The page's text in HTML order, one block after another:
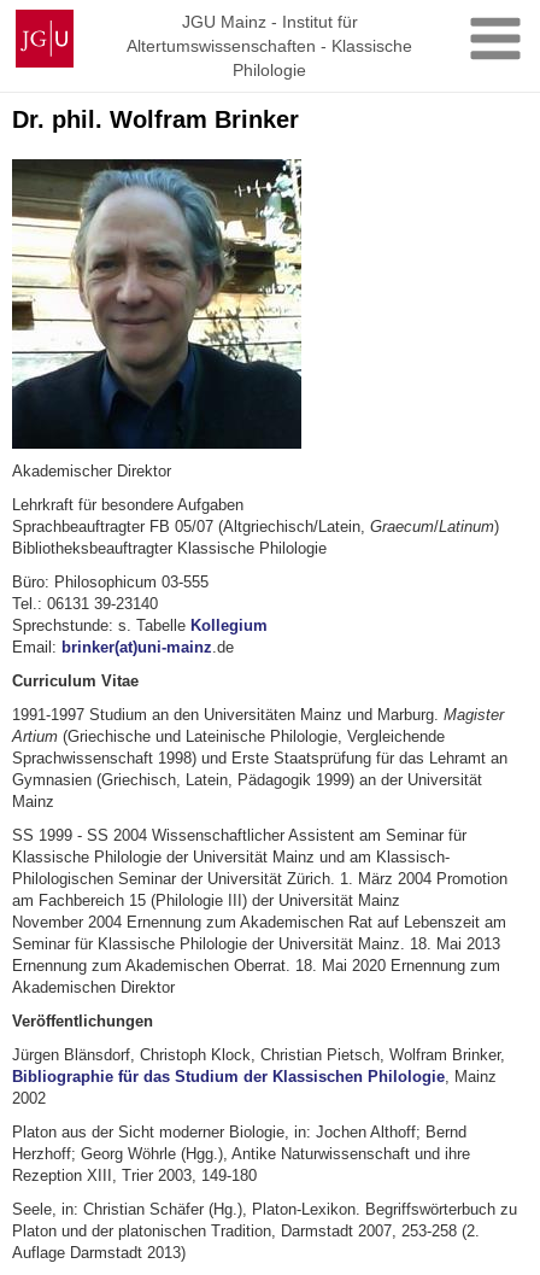
Zum
Inhalt
springen
Johannes
Gutenberg-
Universität
JGU Mainz - Institut für
Altertumswissenschaften - Klassische
Philologie
Dr. phil. Wolfram Brinker
Akademischer Direktor
Lehrkraft für besondere Aufgaben
Sprachbeauftragter FB 05/07 (Altgriechisch/Latein, Graecum/Latinum)
Bibliotheksbeauftragter Klassische Philologie
Büro: Philosophicum 03-555
Tel.: 06131 39-23140
Sprechstunde: s. Tabelle Kollegium
Email: brinker(at)uni-mainz .de
Curriculum Vitae
1991-1997 Studium an den Universitäten Mainz und Marburg. Magister
Artium (Griechische und Lateinische Philologie, Vergleichende
Sprachwissenschaft 1998) und Erste Staatsprüfung für das Lehramt an
Gymnasien (Griechisch, Latein, Pädagogik 1999) an der Universität
Mainz
SS 1999 - SS 2004 Wissenschaftlicher Assistent am Seminar für
Klassische Philologie der Universität Mainz und am Klassisch-
Philologischen Seminar der Universität Zürich. 1. März 2004 Promotion
am Fachbereich 15 (Philologie III) der Universität Mainz
November 2004 Ernennung zum Akademischen Rat auf Lebenszeit am
Seminar für Klassische Philologie der Universität Mainz. 18. Mai 2013
Ernennung zum Akademischen Oberrat. 18. Mai 2020 Ernennung zum
Akademischen Direktor
Veröffentlichungen
Jürgen Blänsdorf, Christoph Klock, Christian Pietsch, Wolfram Brinker,
Bibliographie für das Studium der Klassischen Philologie , Mainz
2002
Platon aus der Sicht moderner Biologie, in: Jochen Althoff; Bernd
Herzhoff; Georg Wöhrle (Hgg.), Antike Naturwissenschaft und ihre
Rezeption XIII, Trier 2003, 149-180
Seele, in: Christian Schäfer (Hg.), Platon-Lexikon. Begriffswörterbuch zu
Platon und der platonischen Tradition, Darmstadt 2007, 253-258 (2.
Auflage Darmstadt 2013)